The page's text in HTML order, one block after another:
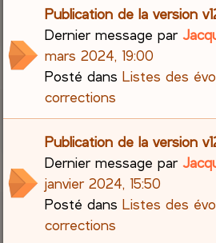
Publication de la version
Dernier message par
mars 2024, 19:00
Posté dansListes des
corrections
Publication de la version
Dernier message par
janvier 2024, 15:50
Posté dansListes des
corrections